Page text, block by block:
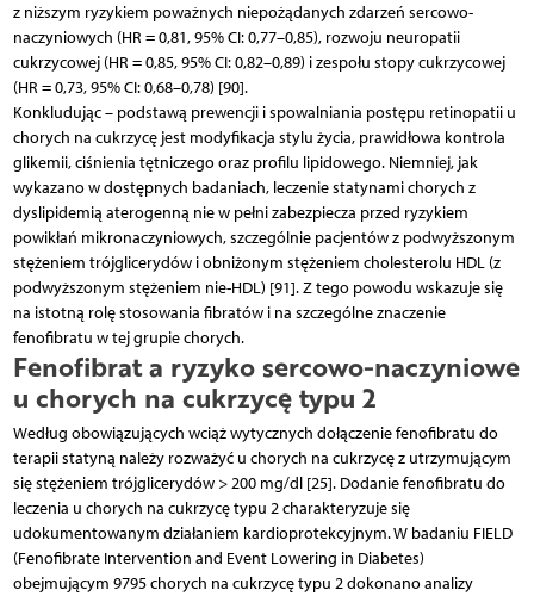
z niższym ryzykiem poważnych niepożądanych zdarzeń sercowo-
naczyniowych (HR = 0,81, 95% CI: 0,77–0,85), rozwoju neuropatii
cukrzycowej (HR = 0,85, 95% CI: 0,82–0,89) i zespołu stopy cukrzycowej
(HR = 0,73, 95% CI: 0,68–0,78) [90].
Konkludując – podstawą prewencji i spowalniania postępu retinopatii u
chorych na cukrzycę jest modyfikacja stylu życia, prawidłowa kontrola
glikemii, ciśnienia tętniczego oraz profilu lipidowego. Niemniej, jak
wykazano w dostępnych badaniach, leczenie statynami chorych z
dyslipidemią aterogenną nie w pełni zabezpiecza przed ryzykiem
powikłań mikronaczyniowych, szczególnie pacjentów z podwyższonym
stężeniem trójglicerydów i obniżonym stężeniem cholesterolu HDL (z
podwyższonym stężeniem nie-HDL) [91]. Z tego powodu wskazuje się
na istotną rolę stosowania fibratów i na szczególne znaczenie
fenofibratu w tej grupie chorych.
Fenofibrat a ryzyko sercowo-naczyniowe
u chorych na cukrzycę typu 2
Według obowiązujących wciąż wytycznych dołączenie fenofibratu do
terapii statyną należy rozważyć u chorych na cukrzycę z utrzymującym
się stężeniem trójglicerydów > 200 mg/dl [25]. Dodanie fenofibratu do
leczenia u chorych na cukrzycę typu 2 charakteryzuje się
udokumentowanym działaniem kardioprotekcyjnym. W badaniu FIELD
(Fenofibrate Intervention and Event Lowering in Diabetes)
obejmującym 9795 chorych na cukrzycę typu 2 dokonano analizy